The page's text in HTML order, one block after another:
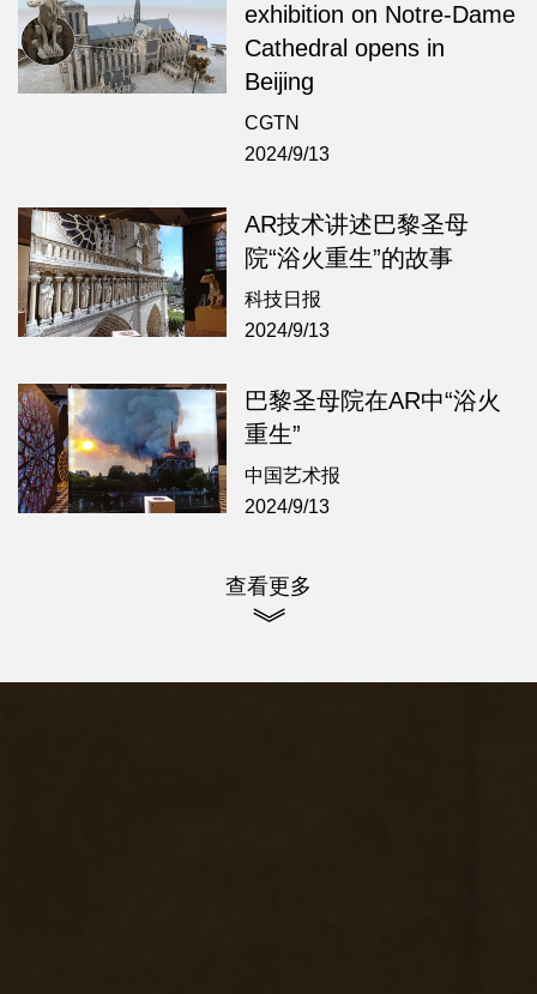
exhibition on Notre-Dame
Cathedral opens in
Beijing
CGTN
2024/9/13
AR技术讲述巴黎圣母
院“浴火重生”的故事
科技日报
2024/9/13
巴黎圣母院在AR中“浴火
重生”
中国艺术报
2024/9/13
查看更多